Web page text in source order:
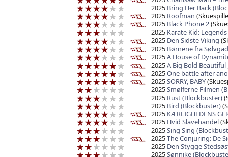
2025 Bring Her Back
2025 Roofman
2025 Black Phone 2
2025 Karate Kid: Legends
2025 Den Sidste Viking
2025 Børnene fra
2025A House of
2025A Big Bold Beautiful
2025One battle after
2025SORRY, BABY
2025Smølferne Filmen
2025 Rust (Blockbuster)
2025 Bird (Blockbuster)
2025 KÆRLIGHEDENS
2025 Hvid Slavehandel
2025Sing Sing
2025The Conjuring: De
2025 Den Stygge
2025Sønnike